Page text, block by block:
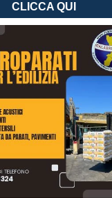
CLICCA QUI